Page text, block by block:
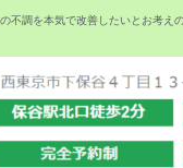
調を本気で改善したいとお考え